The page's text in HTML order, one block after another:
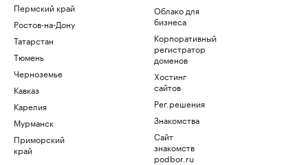
Пермский край
Ростов-на-Дону
Татарстан
Тюмень
Черноземье
Кавказ
Карелия
Мурманск
Приморский
край
Облако для
бизнеса
Корпоративный
регистратор
доменов
Хостинг
сайтов
Рег.решения
Знакомства
Сайт
знакомств
podbor.ru